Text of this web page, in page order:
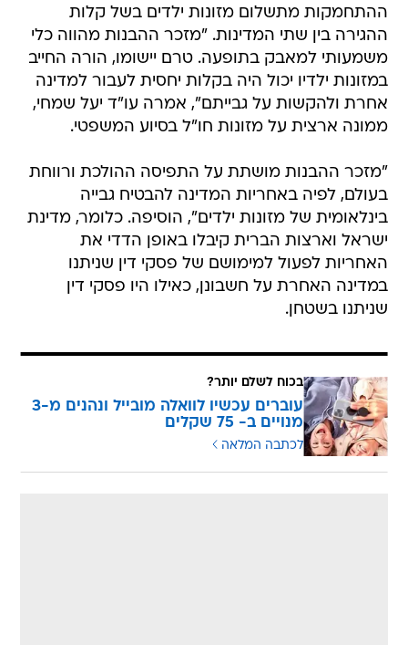
ההתחמקות מתשלום מזונות ילדים בשל קלות
ההגירה בין שתי המדינות. "מזכר ההבנות מהווה כלי
משמעותי למאבק בתופעה. טרם יישומו, הורה החייב
במזונות ילדיו יכול היה בקלות יחסית לעבור למדינה
אחרת ולהקשות על גבייתם", אמרה עו"ד יעל שמחי,
ממונה ארצית על מזונות חו"ל בסיוע המשפטי.
"מזכר ההבנות מושתת על התפיסה ההולכת ורווחת
בעולם, לפיה באחריות המדינה להבטיח גבייה
בינלאומית של מזונות ילדים", הוסיפה. כלומר, מדינת
ישראל וארצות הברית קיבלו באופן הדדי את
האחריות לפעול למימושם של פסקי דין שניתנו
במדינה האחרת על חשבונן, כאילו היו פסקי דין
שניתנו בשטחן.
בכוח לשלם יותר?
עוברים עכשיו לוואלה מובייל ונהנים מ-3
מנויים ב- 75 שקלים
לכתבה המלאה